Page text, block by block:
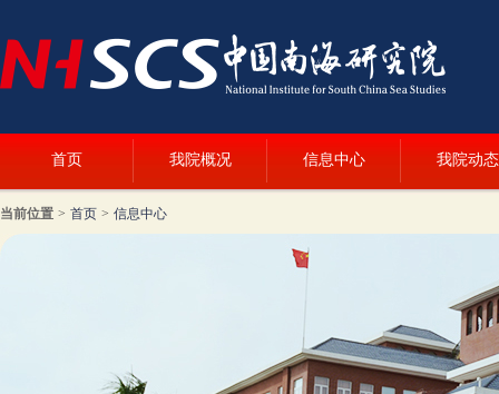
首页 我院概况 信息中心 我院动态
当前位置 > 首页 > 信息中心